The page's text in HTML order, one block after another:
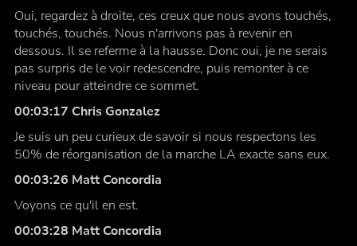
Oui, regardez à droite, ces creux que nous avons touchés,
touchés, touchés. Nous n'arrivons pas à revenir en
dessous. Il se referme à la hausse. Donc oui, je ne serais
pas surpris de le voir redescendre, puis remonter à ce
niveau pour atteindre ce sommet.
00:03:17 Chris Gonzalez
Je suis un peu curieux de savoir si nous respectons les
50% de réorganisation de la marche LA exacte sans eux.
00:03:26 Matt Concordia
Voyons ce qu'il en est.
00:03:28 Matt Concordia